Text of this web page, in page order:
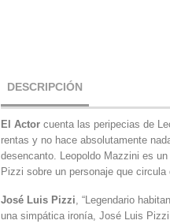
DESCRIPCIÓN
El Actor cuenta las peripecias de
rentas y no hace absolutamente
desencanto. Leopoldo Mazzini es
Pizzi sobre un personaje que
José Luis Pizzi , “Legendario
una simpática ironía, José Luis